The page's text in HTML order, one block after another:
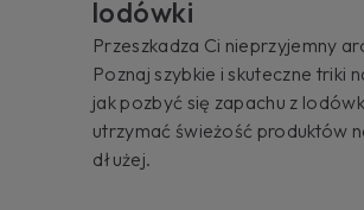
lodówki
Przeszkadza Ci nieprzyjemny
Poznaj szybkie i skuteczne triki
jak pozbyć się zapachu z
utrzymać świeżość produktów
dłużej.